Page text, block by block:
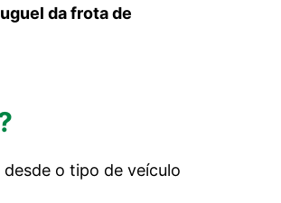
da frota de
o tipo de veículo